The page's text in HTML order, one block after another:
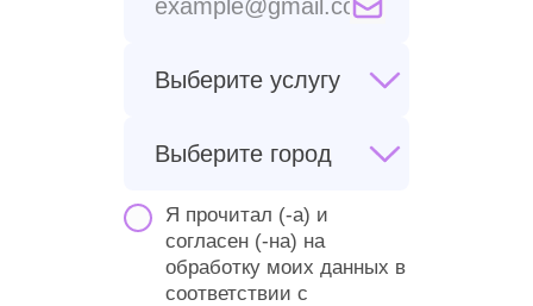
Я прочитал (-а) и
согласен (-на) на
обработку моих данных в
соответствии с